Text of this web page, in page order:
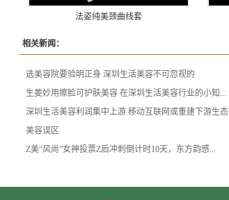
法姿纯美颈曲线套
相关新闻：
选美容院要验明正身 深圳生活美容不可忽视的
生姜妙用擦脸可护肤美容 在深圳生活美容行业的小知...
深圳生活美容利润集中上游 移动互联网或重建下游生态
美容误区
Z美“风尚”女神投票Z后冲刺倒计时10天，东方韵感...